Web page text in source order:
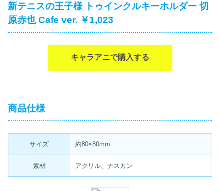
新テニスの王子様 トゥインクルキーホルダー 切
原赤也 Cafe ver. ￥1,023
キャラアニで購入する
商品仕様
サイズ 約80×80mm
素材 アクリル、ナスカン